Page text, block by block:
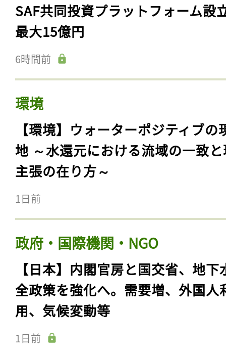
SAF共同投資プラットフォーム設
最大15億円
6時間前
環境
【環境】ウォーターポジティブの
地 ～水還元における流域の一致
主張の在り方～
1日前
政府・国際機関・NGO
【日本】内閣官房と国交省、地下
全政策を強化へ。需要増、外国人
用、気候変動等
1日前